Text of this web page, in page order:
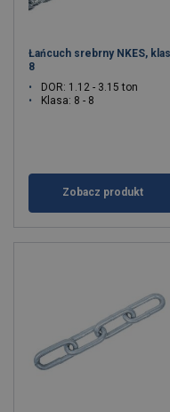
Łańcuch srebrny NKES,
8
DOR: 1.12 - 3.15 ton
Klasa: 8 - 8
Zobacz produkt